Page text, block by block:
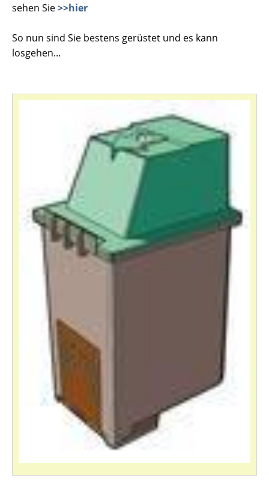
sehen Sie>>hier
So nun sind Sie bestens gerüstet und es kann
losgehen...